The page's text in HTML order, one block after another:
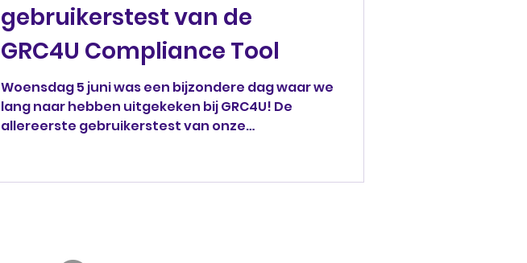
gebruikerstest van de
GRC4U Compliance Tool
Woensdag 5 juni was een bijzondere dag waar we
lang naar hebben uitgekeken bij GRC4U! De
allereerste gebruikerstest van onze